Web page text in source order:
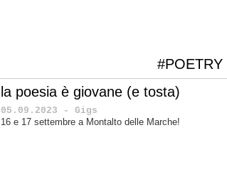
#POETRY
la poesia è giovane (e tosta)
05.09.2023 - Gigs
16 e 17 settembre a Montalto delle Marche!